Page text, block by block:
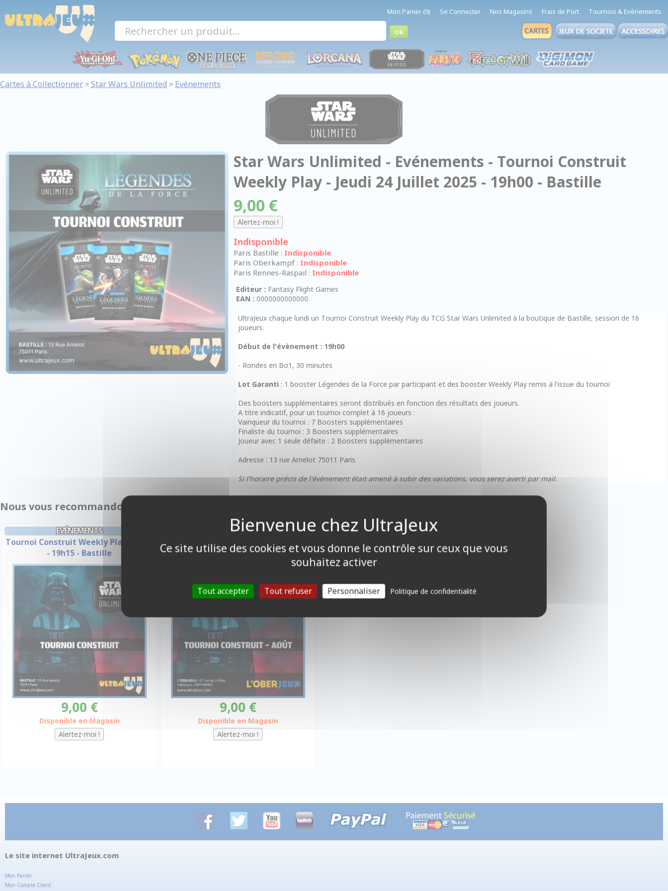
Mon Panier (0) Se Connecter Nos Magasins Frais de Port Tournois & Evènements
Cartes à Collectionner > Star Wars Unlimited > Evénements
Star Wars Unlimited - Evénements - Tournoi Construit
Weekly Play - Jeudi 24 Juillet 2025 - 19h00 - Bastille
9,00 €
Indisponible
Paris Bastille : Indisponible
Paris Oberkampf : Indisponible
Paris Rennes-Raspail : Indisponible
Editeur : Fantasy Flight Games
EAN : 0000000000000
UltraJeux chaque lundi un Tournoi Construit Weekly Play du TCG Star Wars Unlimited à la boutique de Bastille, session de 16
joueurs.
Début de l'évènement : 19h00
- Rondes en Bo1, 30 minutes
Lot Garanti : 1 booster Légendes de la Force par participant et des booster Weekly Play remis à l'issue du tournoi
Des boosters supplémentaires seront distribués en fonction des résultats des joueurs.
A titre indicatif, pour un tournoi complet à 16 joueurs :
Vainqueur du tournoi : 7 Boosters supplémentaires
Finaliste du tournoi : 3 Boosters supplémentaires
Joueur avec 1 seule défaite : 2 Boosters supplémentaires
Adresse : 13 rue Amelot 75011 Paris
Si l'horaire précis de l'évènement était amené à subir des variations, vous serez averti par mail.
Nous vous recommandons également :
EVÉNEMENTS
Tournoi Construit Weekly Play - Jeudi
- 19h15 - Bastille
9,00 €
Disponible en Magasin
EVÉNEMENTS
Tournoi Construit Weekly Play - Jeudi
- 19h15 - Oberkampf
9,00 €
Disponible en Magasin
Le site internet UltraJeux.com
Mon Panier
Mon Compte Client
Panneau de gestion des cookies
Ce site utilise des cookies et vous donne le contrôle sur ceux que vous
souhaitez activer
Tout accepter Tout refuser Personnaliser Politique de confidentialité